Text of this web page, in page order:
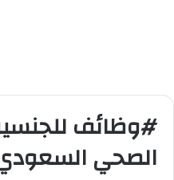
#وظائف
الصحي